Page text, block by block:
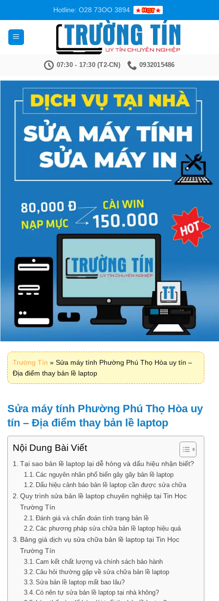
nội
dung
Hotline: O28 73OO 3894
07:30 - 17:30 (T2-CN) 0932015486
Trường Tín » Sửa máy tính Phường Phú Thọ Hòa uy tín –
Địa điểm thay bản lề laptop
Sửa máy tính Phường Phú Thọ Hòa uy
tín – Địa điểm thay bản lề laptop
Nội Dung Bài Viết
Tại sao bản lề laptop lại dễ hỏng và dấu hiệu nhận biết?
Các nguyên nhân phổ biến gây gãy bản lề laptop
Dấu hiệu cảnh báo bản lề laptop cần được sửa chữa
Quy trình sửa bản lề laptop chuyên nghiệp tại Tin Học
Trường Tín
Đánh giá và chẩn đoán tình trạng bản lề
Các phương pháp sửa chữa bản lề laptop hiệu quả
Bảng giá dịch vụ sửa chữa bản lề laptop tại Tin Học
Trường Tín
Cam kết chất lượng và chính sách bảo hành
Câu hỏi thường gặp về sửa chữa bản lề laptop
Sửa bản lề laptop mất bao lâu?
Có nên tự sửa bản lề laptop tại nhà không?